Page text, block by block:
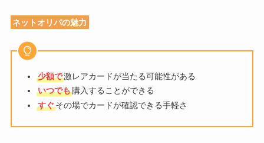
ネットオリパの魅力
少額で激レアカードが当たる可能性がある
いつでも購入することができる
すぐその場でカードが確認できる手軽さ